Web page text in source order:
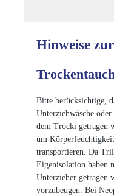
Hinweise
Bitte berücksichtige,
Unterziehwäsche
dem Trocki getragen
um
transportieren. Da
Eigenisolation haben
Unterzieher getragen
vorzubeugen. Bei